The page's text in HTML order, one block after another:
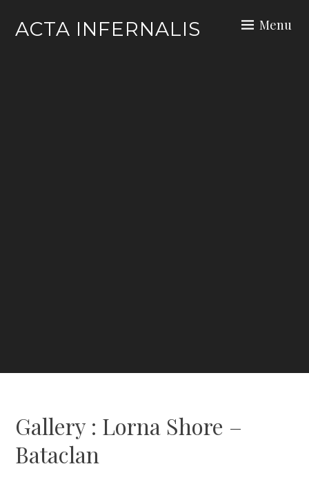
ACTA INFERNALIS Menu
Gallery : Lorna Shore –
Bataclan